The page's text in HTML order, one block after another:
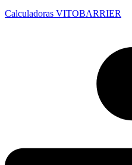
Calculadoras VITOBARRIER